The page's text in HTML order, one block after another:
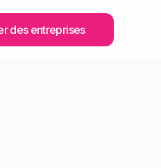
des entreprises